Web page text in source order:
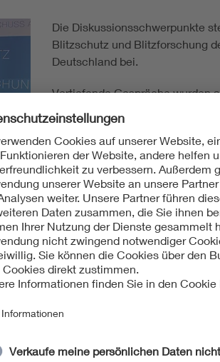
Die Diskussionsschwerpunkte
Blitzschutz und Blitzforschung
Deutschland bei.
Vertiefende Gespräche wurden
praxisgerechte Lösungen und
werden.
weil wissenschaftliche Erkenntnisse
der Veranstaltungspraxis eingesetzt
sollen in Zukunft in einem VDE-